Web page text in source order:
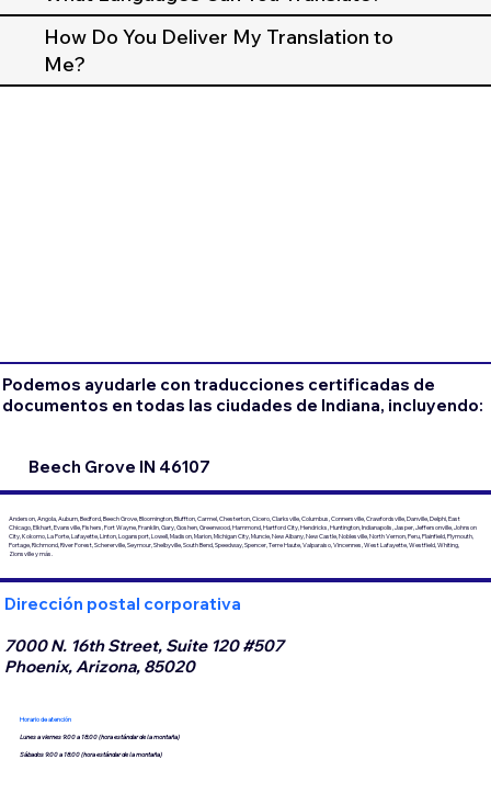
How Do You Deliver My Translation to
Me?
Podemos ayudarle con traducciones certificadas de
documentos en todas las ciudades de Indiana, incluyendo:
Beech Grove IN 46107
Anderson, Angola, Auburn, Bedford, Beech Grove, Bloomington, Bluffton, Carmel, Chesterton, Cicero, Clarksville, Columbus, Connersville, Crawfordsville, Danville, Delphi, East
Chicago, Elkhart, Evansville, Fishers, Fort Wayne, Franklin, Gary, Goshen, Greenwood, Hammond, Hartford City, Hendricks, Huntington, Indianapolis, Jasper, Jeffersonville, Johnson
City, Kokomo, La Porte, Lafayette, Linton, Logansport, Lowell, Madison, Marion, Michigan City, Muncie, New Albany, New Castle, Noblesville, North Vernon, Peru, Plainfield, Plymouth,
Portage, Richmond, River Forest, Schererville, Seymour, Shelbyville, South Bend, Speedway, Spencer, Terre Haute, Valparaiso, Vincennes, West Lafayette, Westfield, Whiting,
Zionsville y más.
Dirección postal corporativa
7000 N. 16th Street, Suite 120 #507
Phoenix, Arizona, 85020
Horario de atención
Lunes a viernes 9:00 a 18:00 (hora estándar de la montaña)
Sábados 9:00 a 18:00 (hora estándar de la montaña)